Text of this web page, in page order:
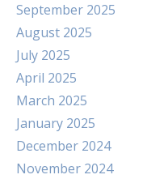
September 2025
August 2025
July 2025
April 2025
March 2025
January 2025
December 2024
November 2024